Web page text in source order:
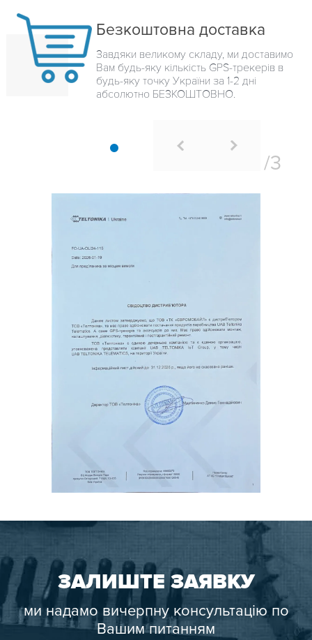
Безкоштовна доставка
Завдяки великому складу, ми доставимо
Вам будь-яку кількість GPS-трекерів в
будь-яку точку України за 1-2 дні
абсолютно БЕЗКОШТОВНО.
ЗАЛИШТЕ ЗАЯВКУ
ми надамо вичерпну консультацію по
Вашим питанням